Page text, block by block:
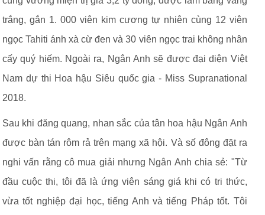
trắng, gắn 1. 000 viên kim cương tự nhiên cùng 12 viên
ngọc Tahiti ánh xà cừ đen và 30 viên ngọc trai không nhân
cấy quý hiếm. Ngoài ra, Ngân Anh sẽ được đại diện Việt
Nam dự thi Hoa hậu Siêu quốc gia - Miss Supranational
2018.
Sau khi đăng quang, nhan sắc của tân hoa hậu Ngân Anh
được bàn tán rôm rả trên mạng xã hội. Và số đông đặt ra
nghi vấn rằng cô mua giải nhưng Ngân Anh chia sẻ: "Từ
đầu cuộc thi, tôi đã là ứng viên sáng giá khi có tri thức,
vừa tốt nghiệp đại học, tiếng Anh và tiếng Pháp tốt. Tôi